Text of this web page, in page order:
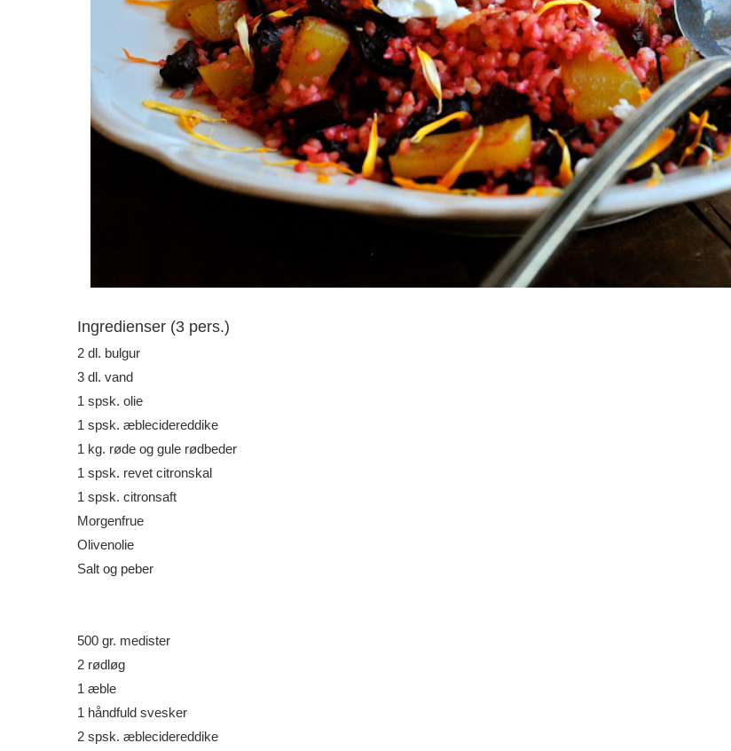
Ingredienser (3 pers.)
2 dl. bulgur
3 dl. vand
1 spsk. olie
1 spsk. æblecidereddike
1 kg. røde og gule rødbeder
1 spsk. revet citronskal
1 spsk. citronsaft
Morgenfrue
Olivenolie
Salt og peber
500 gr. medister
2 rødløg
1 æble
1 håndfuld svesker
2 spsk. æblecidereddike